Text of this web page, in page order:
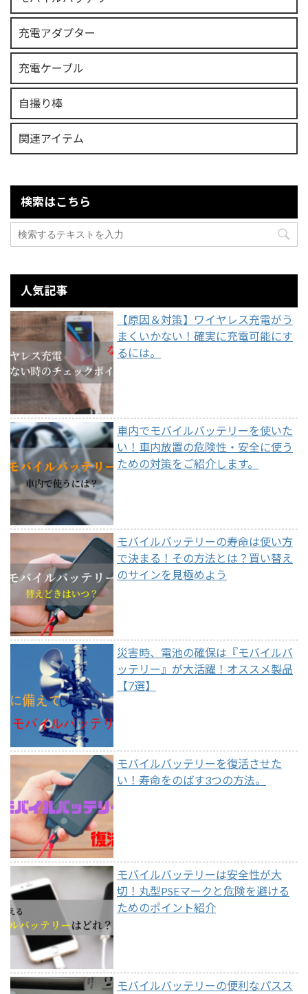
充電アダプター
充電ケーブル
自撮り棒
関連アイテム
検索はこちら
人気記事
【原因＆対策】ワイヤレス充電がう
まくいかない！確実に充電可能にす
るには。
車内でモバイルバッテリーを使いた
い！車内放置の危険性・安全に使う
ための対策をご紹介します。
モバイルバッテリーの寿命は使い方
で決まる！その方法とは？買い替え
のサインを見極めよう
災害時、電池の確保は『モバイルバ
ッテリー』が大活躍！オススメ製品
【7選】
モバイルバッテリーを復活させた
い！寿命をのばす3つの方法。
モバイルバッテリーは安全性が大
切！丸型PSEマークと危険を避ける
ためのポイント紹介
モバイルバッテリーの便利なパスス